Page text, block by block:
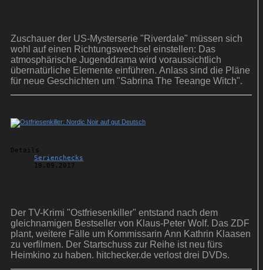
Zuschauer der US-Mysterserie "Riverdale" müssen sich
wohl auf einen Richtungswechsel einstellen: Das
atmosphärische Jugenddrama wird voraussichtlich
übernatürliche Elemente einführen. Anlass sind die Pläne
für neue Geschichten um "Sabrina The Teeange Witch".
Details
Serienchecks
19.09.2017
Der TV-Krimi "Ostfriesenkiller" entstand nach dem
gleichnamigen Bestseller von Klaus-Peter Wolf. Das ZDF
plant, weitere Fälle um Kommissarin Ann Kathrin Klaasen
zu verfilmen. Der Startschuss zur Reihe ist neu fürs
Heimkino zu haben. hitchecker.de verlost drei DVDs.